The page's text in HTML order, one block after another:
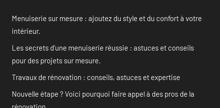
Menuiserie sur mesure : ajoutez du style et du confort à votre
intérieur.
Les secrets d’une menuiserie réussie : astuces et conseils
pour des projets sur mesure.
Travaux de rénovation : conseils, astuces et expertise
Nouvelle étape ? Voici pourquoi faire appel à des pros de la